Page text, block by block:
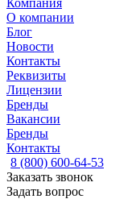
О компании
Блог
Новости
Контакты
Реквизиты
Лицензии
Бренды
Вакансии
Бренды
Контакты
8 (800) 600-64-53
Заказать звонок
Задать вопрос